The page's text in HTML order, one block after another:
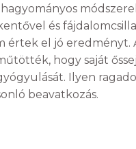
és
értek el jó eredményt.
hogy saját
Ilyen
beavatkozás.